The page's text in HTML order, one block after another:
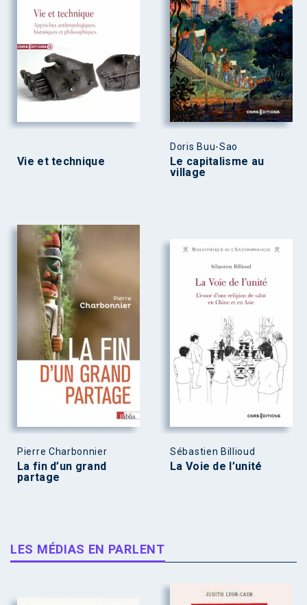
Vie et technique
Doris Buu-Sao
Le capitalisme au
village
Pierre Charbonnier
La fin d’un grand
partage
Sébastien Billioud
La Voie de l’unité
LES MÉDIAS EN PARLENT